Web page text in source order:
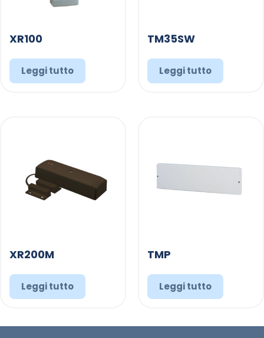
XR100
Leggi tutto
TM35SW
Leggi tutto
XR200M
Leggi tutto
TMP
Leggi tutto